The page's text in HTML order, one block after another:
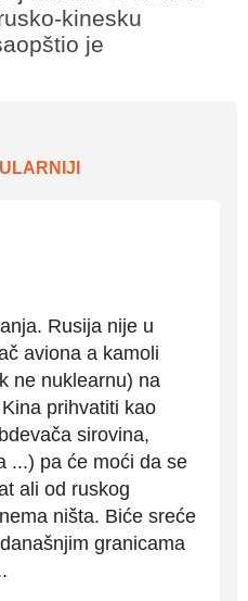
kinesku
je
Rusija nije u
aviona a kamoli
ne nuklearnu) na
prihvatiti kao
sirovina,
...) pa će moći da se
ali od ruskog
ništa. Biće sreće
granicama